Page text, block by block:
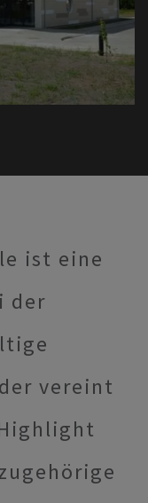
ist eine
der
vereint